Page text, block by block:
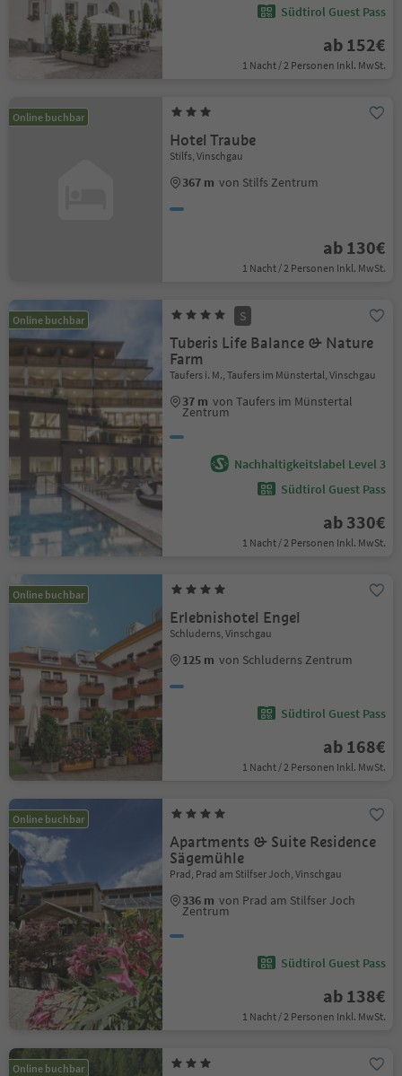
Südtirol Guest Pass
ab 152€
1 Nacht / 2 Personen Inkl. MwSt.
Online buchbar
Hotel Traube
Stilfs, Vinschgau
367 m von Stilfs Zentrum
ab 130€
1 Nacht / 2 Personen Inkl. MwSt.
Online buchbar S
Tuberis Life Balance & Nature
Farm
Taufers i. M., Taufers im Münstertal, Vinschgau
37 m von Taufers im Münstertal
Zentrum
Nachhaltigkeitslabel Level 3
Südtirol Guest Pass
ab 330€
1 Nacht / 2 Personen Inkl. MwSt.
Online buchbar
Erlebnishotel Engel
Schluderns, Vinschgau
125 m von Schluderns Zentrum
Südtirol Guest Pass
ab 168€
1 Nacht / 2 Personen Inkl. MwSt.
Online buchbar
Apartments & Suite Residence
Sägemühle
Prad, Prad am Stilfser Joch, Vinschgau
336 m von Prad am Stilfser Joch
Zentrum
Südtirol Guest Pass
ab 138€
1 Nacht / 2 Personen Inkl. MwSt.
Online buchbar